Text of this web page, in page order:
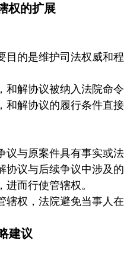
权的扩展
目的是维护司法权威和
和解协议被纳入法院命
和解协议的履行条件直
与原案件具有事实或
协议与后续争议中涉及
而行使管辖权。
辖权，法院避免当事人
建议